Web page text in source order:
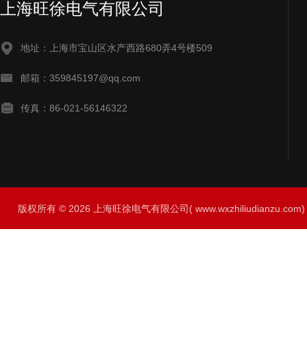
上海旺徐电气有限公司
地址：上海市宝山区水产西路680弄4号楼509
邮箱：359845197@qq.com
传真：86-021-56146322
版权所有 © 2026 上海旺徐电气有限公司(